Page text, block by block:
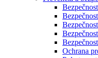
Ochrana